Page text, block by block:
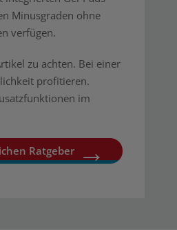
Minusgraden ohne
verfügen.
zu achten. Bei einer
profitieren.
im
Ratgeber